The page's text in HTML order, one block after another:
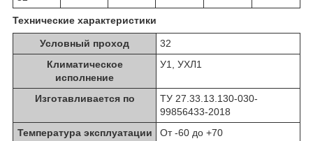
Технические характеристики
Условный проход
32
Климатическое
исполнение
У1, УХЛ1
Изготавливается по
ТУ 27.33.13.130-030-
99856433-2018
Температура эксплуатации
От -60 до +70